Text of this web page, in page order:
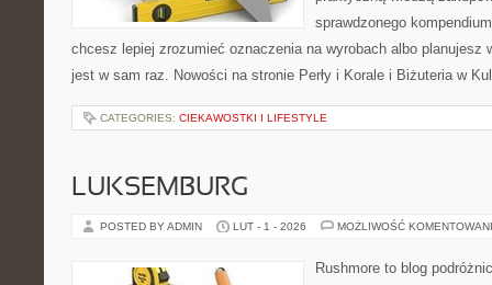
sprawdzonego
chcesz lepiej zrozumieć oznaczenia na wyrobach albo planujesz
jest w sam raz. Nowości na stronie Perły i Korale i Biżuteria w
CATEGORIES: CIEKAWOSTKI I LIFESTYLE
LUKSEMBURG
POSTED BY ADMIN LUT - 1 - 2026 MOŻLIWOŚĆ
Rushmore to blog